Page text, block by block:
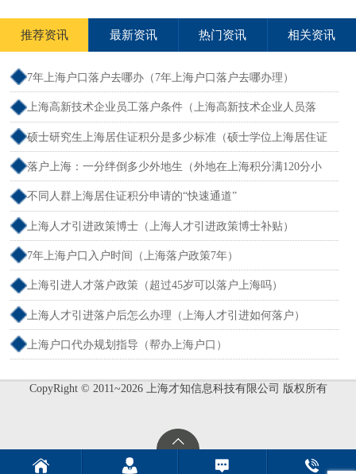
推荐资讯 最新资讯 热门资讯 相关资讯
7年上海户口落户去哪办（7年上海户口落户去哪办理）
上海高新技术企业员工落户条件（上海高新技术企业人员落
户）
硕士研究生上海居住证积分是多少标准（硕士学位上海居住证
积分）
落户上海：一分绊倒多少外地生（外地在上海积分满120分小
孩可以考上海大学吗）
不同人群上海居住证积分申请的“快速通道”
上海人才引进政策博士（上海人才引进政策博士补贴）
7年上海户口入户时间（上海落户政策7年）
上海引进人才落户政策（超过45岁可以落户上海吗）
上海人才引进落户后怎么办理（上海人才引进如何落户）
上海户口代办规划指导（帮办上海户口）
CopyRight © 2011~2026 上海才知信息科技有限公司 版权所有